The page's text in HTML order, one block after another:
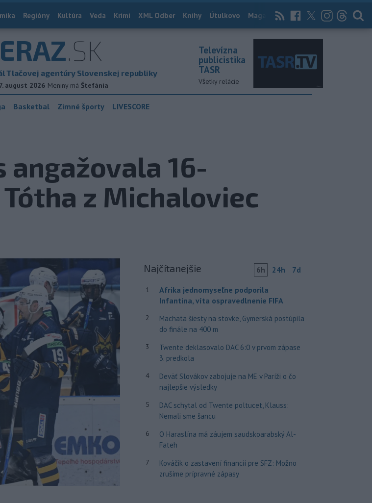
Regióny Kultúra Veda Krimi XML Odber Knihy Útulkovo Magazín News Now Archív
.SK
Tlačovej agentúry Slovenskej republiky
7. august 2026 Meniny má Štefánia
Televízna
publicistika
TASR
Všetky relácie
Basketbal Zimné športy LIVESCORE
angažovala 16-
z Michaloviec
Najčítanejšie 6h 24h 7d
1
Afrika jednomyseľne podporila
Infantina, víta ospravedlnenie FIFA
2
Machata šiesty na stovke, Gymerská postúpila
do finále na 400 m
3
Twente deklasovalo DAC 6:0 v prvom zápase
3. predkola
4
Deväť Slovákov zabojuje na ME v Paríži o čo
najlepšie výsledky
5
DAC schytal od Twente poltucet, Klauss:
Nemali sme šancu
6
O Haraslína má záujem saudskoarabský Al-
Fateh
7
Kováčik o zastavení financií pre SFZ: Možno
zrušíme prípravné zápasy